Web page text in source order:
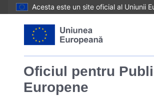
Acesta este un site oficial al Uniunii
Oficiul pentru
Europene